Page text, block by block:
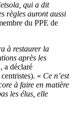
qui a dit
règles auront aussi
du PPE de
à restaurer la
après les
a déclaré
« Ce n’est
à faire en matière
les élus, elle